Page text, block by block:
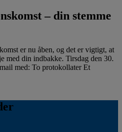
– din stemme
er nu åben, og det er vigtigt, at
med din indbakke. Tirsdag den 30.
med: To protokollater Et